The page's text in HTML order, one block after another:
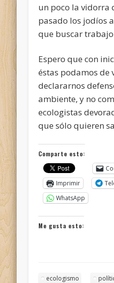
un poco la vidorra
pasado los jodíos
que buscar
Espero que con
éstas podamos de
declararnos
ambiente, y no
ecologistas
que sólo quieren
Comparte esto:
Imprimir
WhatsApp
Me gusta esto:
ecologismo